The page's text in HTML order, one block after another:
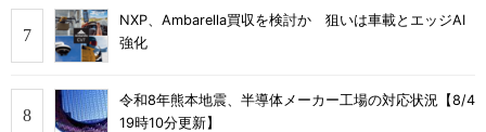
NXP、Ambarella買収を検討か 狙いは車載とエッジAI
強化
令和8年熊本地震、半導体メーカー工場の対応状況【8/4
19時10分更新】